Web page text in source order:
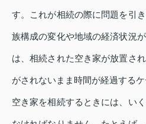
す。これが相続の際に問題を引
族構成の変化や地域の経済状況
は、相続された空き家が放置さ
がされないまま時間が経過するケ
空き家を相続するときには、い